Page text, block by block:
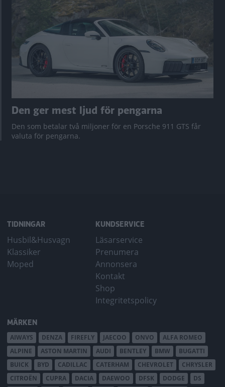
Den ger mest ljud för pengarna
Den som betalar två miljoner för en Porsche 911 GTS får
valuta för pengarna.
TIDNINGAR
Husbil&Husvagn
Klassiker
Moped
KUNDSERVICE
Läsarservice
Prenumera
Annonsera
Kontakt
Shop
Integritetspolicy
MÄRKEN
AIWAYS DENZA FIREFLY JAECOO ONVO
ALFA ROMEO
ALPINE
ASTON MARTIN AUDI BENTLEY BMW
BUGATTI
BUICK
BYD CADILLAC CATERHAM CHEVROLET
CHRYSLER
CITROËN
CUPRA DACIA DAEWOO DFSK DODGE DS